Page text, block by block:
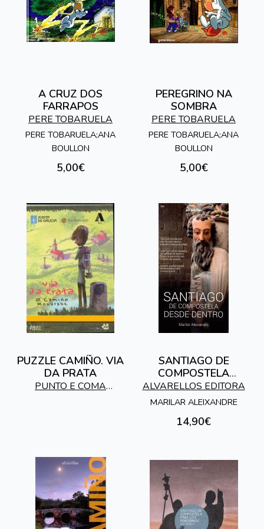
A CRUZ DOS
FARRAPOS
PERE TOBARUELA
PERE TOBARUELA;ANA
BOULLON
5,00€
PEREGRINO NA
SOMBRA
PERE TOBARUELA
PERE TOBARUELA;ANA
BOULLON
5,00€
PUZZLE CAMIÑO. VIA
DA PRATA
PUNTO E COMA
SANTIAGO DE
COMPOSTELA
DESDE DENTRO
(GAL)
ALVARELLOS EDITORA
MARILAR ALEIXANDRE
14,90€